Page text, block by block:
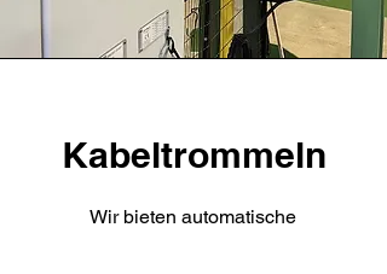
Kabeltrommeln
Wir bieten automatische